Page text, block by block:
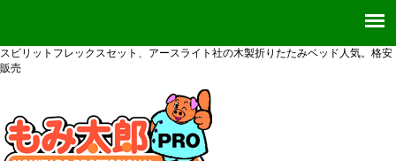
スピリットフレックスセット、アースライト社の木製折りたたみベッド人気。格安
販売